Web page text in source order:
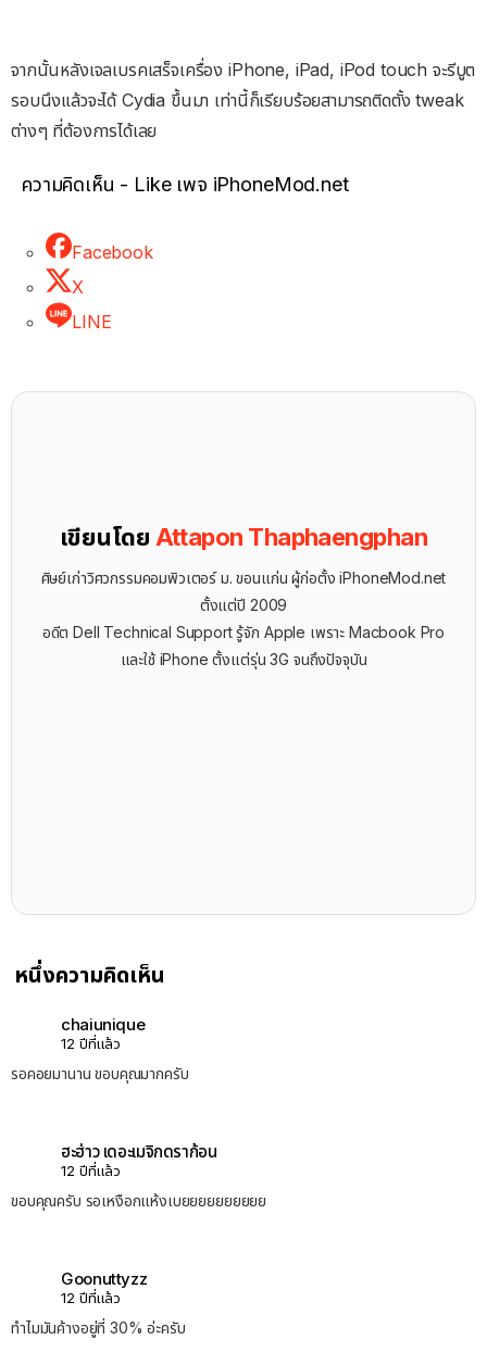
จากนั้นหลังเจลเบรคเสร็จเครื่อง iPhone, iPad, iPod touch จะรีบูต
รอบนึงแล้วจะได้ Cydia ขึ้นมา เท่านี้ก็เรียบร้อยสามารถติดตั้ง tweak
ต่างๆ ที่ต้องการได้เลย
ความคิดเห็น - Like เพจ iPhoneMod.net
Facebook
X
LINE
เขียนโดย Attapon Thaphaengphan
ศิษย์เก่าวิศวกรรมคอมพิวเตอร์ ม. ขอนแก่น ผู้ก่อตั้ง iPhoneMod.net
ตั้งแต่ปี 2009
อดีต Dell Technical Support รู้จัก ​Apple เพราะ Macbook Pro
และใช้ iPhone ตั้งแต่รุ่น 3G จนถึงปัจจุบัน
หนึ่งความคิดเห็น
chaiunique
12 ปีที่แล้ว
รอคอยมานาน ขอบคุณมากครับ
ฮะฮ่าว เดอะเมจิกดราก้อน
12 ปีที่แล้ว
ขอบคุณครับ รอเหงือกแห้งเบยยยยยยยยยย
Goonuttyzz
12 ปีที่แล้ว
ทำไมมันค้างอยู่ที่ 30% อ่ะครับ